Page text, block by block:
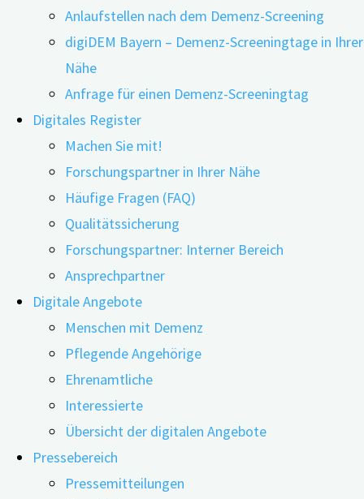
Anlaufstellen nach dem Demenz-Screening
digiDEM Bayern – Demenz-Screeningtage in Ihrer
Nähe
Anfrage für einen Demenz-Screeningtag
Digitales Register
Machen Sie mit!
Forschungspartner in Ihrer Nähe
Häufige Fragen (FAQ)
Qualitätssicherung
Forschungspartner: Interner Bereich
Ansprechpartner
Digitale Angebote
Menschen mit Demenz
Pflegende Angehörige
Ehrenamtliche
Interessierte
Übersicht der digitalen Angebote
Pressebereich
Pressemitteilungen
25.05.202323.06.2023
Wie wirksam sind kognitive Trainings unter Einsatz
von Informations- und
Kommunikationstechnologien bei Menschen mit
leichten kognitiven Beeinträchtigungen oder
leichter Demenz? Eine Wissenschaftlerin und ein
Wissenschaftler aus Südkorea fanden in einer im
Herbst 2022 veröffentlichten Übersichtsarbeit
Überraschendes heraus. Sie empfehlen eine
bestimmte Trainingsmethode, die das
Fortschreiten einer Demenz verzögern kann.